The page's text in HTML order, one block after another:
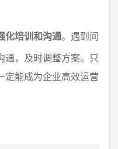
化培训和沟通。遇到问
通，及时调整方案。只
定能成为企业高效运营